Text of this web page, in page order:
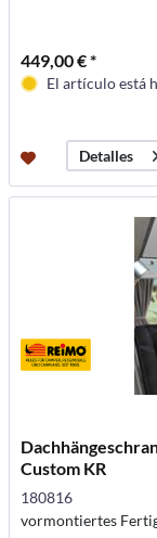
449,00 € *
El artículo está
Detalles
Custom KR
180816
vormontiertes